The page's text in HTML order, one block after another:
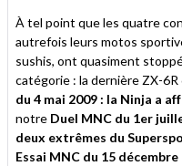
À tel point que les quatre
autrefois leurs motos
sushis, ont quasiment
catégorie : la dernière ZX-
du 4 mai 2009 : la Ninja a
notre Duel MNC du 1er
deux extrêmes du
Essai MNC du 15